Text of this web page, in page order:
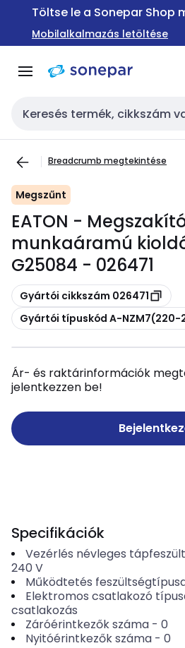
Ugrás a
Ugrás a
tartalomra
Töltse le a Sonepar Shop
Mobilalkalmazás letöltése
Keresési bemenet
Breadcrumb megtekintése
Megszűnt
EATON -
munkaáramú
G25084 - 026471
Másolás
Gyártói cikkszám 026471
Másolás
Gyártói típuskód A-NZM7(220-
Ár- és raktárinformációk
jelentkezzen be!
Specifikációk
Vezérlés névleges
240 V
Működtetés
Elektromos csatlakozó
csatlakozás
Záróérintkezők száma- 0
Nyitóérintkezők száma- 0